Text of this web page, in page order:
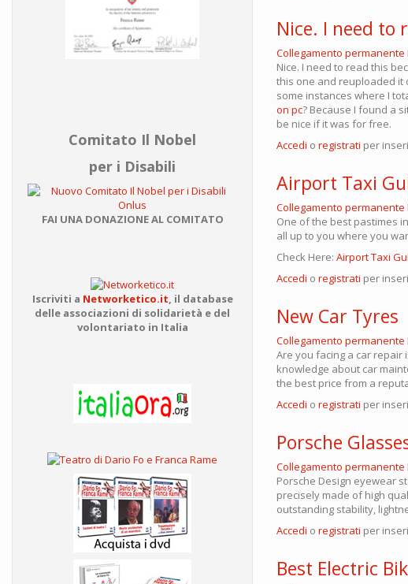
Comitato Il Nobel
per i Disabili
FAI UNA DONAZIONE AL COMITATO
Iscriviti a Networketico.it il database
delle associazioni di solidarietà e del
volontariato in Italia
Nice. I need to
Collegamento permanente
Nice. I need to read this
this one and reuploaded it
some instances where I
on pc? Because I found a
be nice if it was for free.
Accedi o registrati per
Airport Taxi
Collegamento permanente
One of the best pastimes
all up to you where you
Check Here: Airport Taxi
Accedi o registrati per
New Car Tyres
Collegamento permanente
Are you facing a car repair
knowledge about car
the best price from a
Accedi o registrati per
Porsche
Collegamento permanente
Porsche Design eyewear
precisely made of high
outstanding stability,
Accedi o registrati per
Best Electric